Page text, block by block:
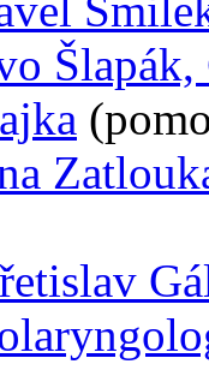
Šlapák,